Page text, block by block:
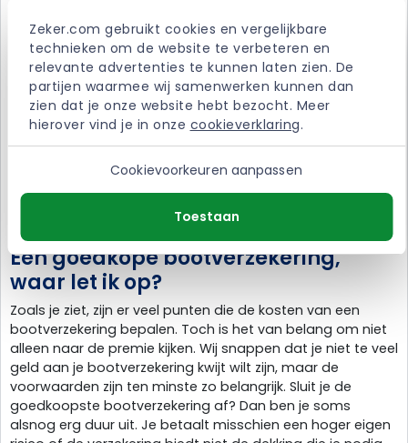
Zeker.com gebruikt cookies en vergelijkbare
technieken om de website te verbeteren en
relevante advertenties te kunnen laten zien. De
partijen waarmee wij samenwerken kunnen dan
zien dat je onze website hebt bezocht. Meer
hierover vind je in onze cookieverklaring.
Cookievoorkeuren aanpassen
Toestaan
De waarde van de boot
Ten tweede spelen nog een aantal andere zaken mee in
het bepalen van de premie. Dit zijn:
Het gebied waar je wilt varen (alleen in Nederland of
ook daarbuiten)
Het aantal schadevrije jaren
De plaats waar je je boot stalt
De dekking van de bootverzekering
Een goedkope bootverzekering,
waar let ik op?
Zoals je ziet, zijn er veel punten die de kosten van een
bootverzekering bepalen. Toch is het van belang om niet
alleen naar de premie kijken. Wij snappen dat je niet te veel
geld aan je bootverzekering kwijt wilt zijn, maar de
voorwaarden zijn ten minste zo belangrijk. Sluit je de
goedkoopste bootverzekering af? Dan ben je soms
alsnog erg duur uit. Je betaalt misschien een hoger eigen